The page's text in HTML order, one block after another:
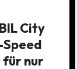
City
für nur